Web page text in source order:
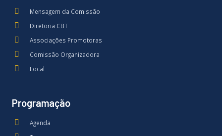
Mensagem da Comissão
Diretoria CBT
Associações Promotoras
Comissão Organizadora
Local
Programação
Agenda